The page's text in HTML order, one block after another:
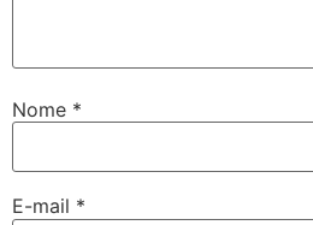
Nome *
E-mail *